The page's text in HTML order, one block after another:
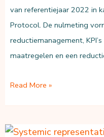
van referentiejaar 2022 in
Protocol. De nulmeting
reductiemanagement,
maatregelen en een
Ride-
eq
Read More »